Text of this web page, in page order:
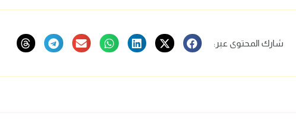
شارك المحتوى عبر: